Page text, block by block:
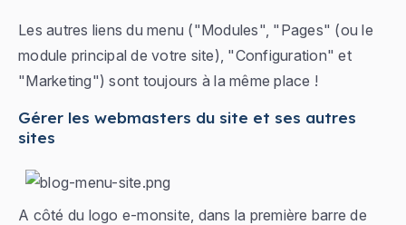
Les autres liens du menu ("Modules", "Pages" (ou le
module principal de votre site), "Configuration" et
"Marketing") sont toujours à la même place !
Gérer les webmasters du site et ses autres
sites
A côté du logo e-monsite, dans la première barre de